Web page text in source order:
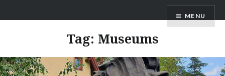
to
MENU
Tag: Museums